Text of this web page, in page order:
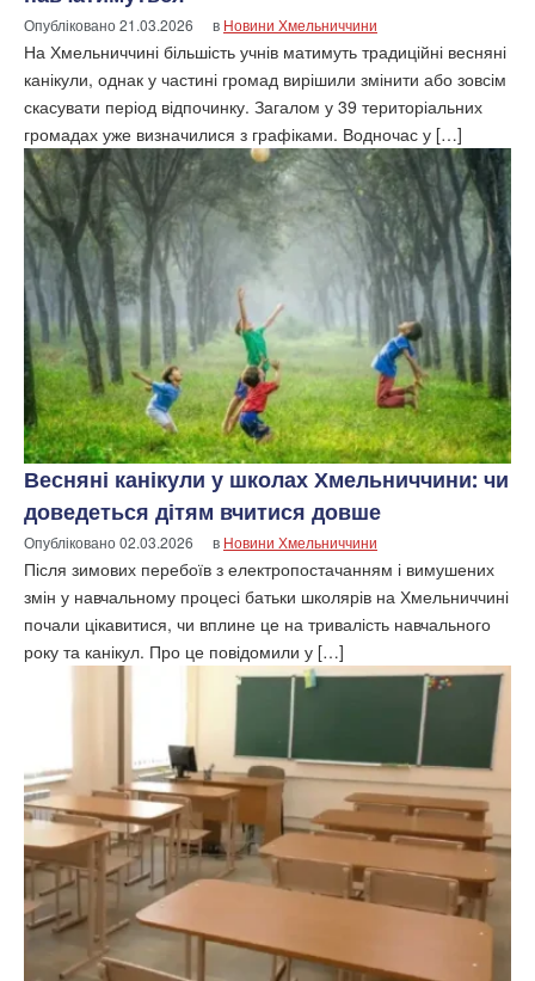
Опубліковано21.03.2026 в Новини Хмельниччини
На Хмельниччині більшість учнів матимуть традиційні весняні
канікули, однак у частині громад вирішили змінити або зовсім
скасувати період відпочинку. Загалом у 39 територіальних
громадах уже визначилися з графіками. Водночас у […]
Весняні канікули у школах Хмельниччини: чи
доведеться дітям вчитися довше
Опубліковано02.03.2026 в Новини Хмельниччини
Після зимових перебоїв з електропостачанням і вимушених
змін у навчальному процесі батьки школярів на Хмельниччині
почали цікавитися, чи вплине це на тривалість навчального
року та канікул. Про це повідомили у […]